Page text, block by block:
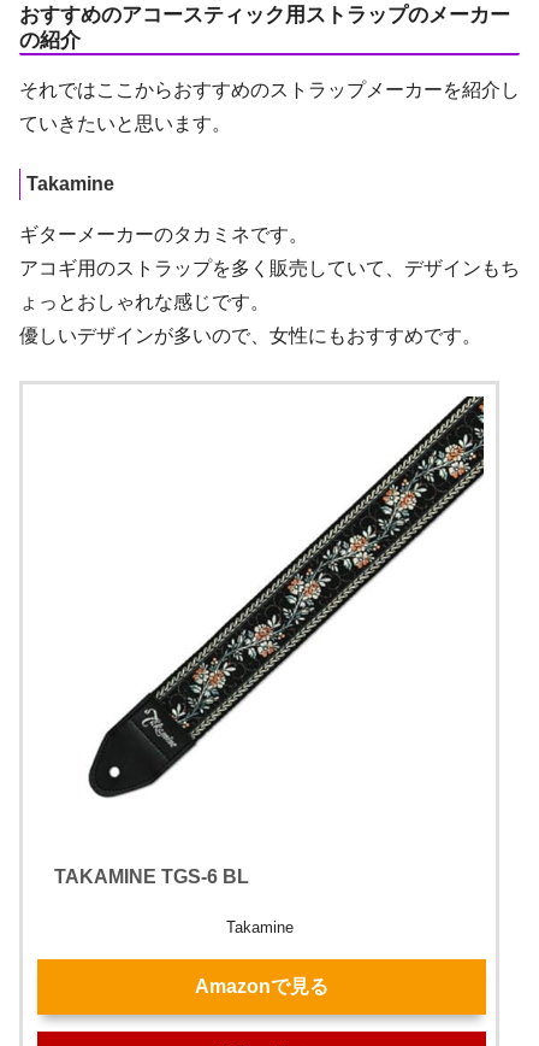
おすすめのアコースティック用ストラップのメーカー
の紹介
それではここからおすすめのストラップメーカーを紹介し
ていきたいと思います。
Takamine
ギターメーカーのタカミネです。
アコギ用のストラップを多く販売していて、デザインもち
ょっとおしゃれな感じです。
優しいデザインが多いので、女性にもおすすめです。
TAKAMINE TGS-6 BL
Takamine
Amazonで見る